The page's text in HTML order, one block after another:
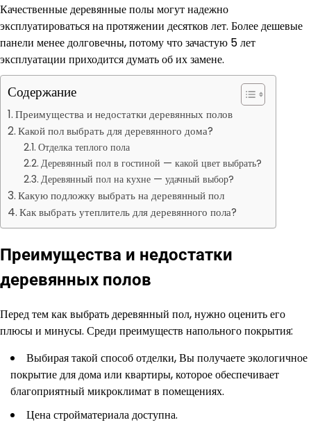
Качественные деревянные полы могут надежно
эксплуатироваться на протяжении десятков лет. Более дешевые
панели менее долговечны, потому что зачастую 5 лет
эксплуатации приходится думать об их замене.
Содержание
Преимущества и недостатки деревянных полов
Какой пол выбрать для деревянного дома?
Отделка теплого пола
Деревянный пол в гостиной — какой цвет выбрать?
Деревянный пол на кухне — удачный выбор?
Какую подложку выбрать на деревянный пол
Как выбрать утеплитель для деревянного пола?
Преимущества и недостатки
деревянных полов
Перед тем как выбрать деревянный пол, нужно оценить его
плюсы и минусы. Среди преимуществ напольного покрытия:
Выбирая такой способ отделки, Вы получаете экологичное
покрытие для дома или квартиры, которое обеспечивает
благоприятный микроклимат в помещениях.
Цена стройматериала доступна.